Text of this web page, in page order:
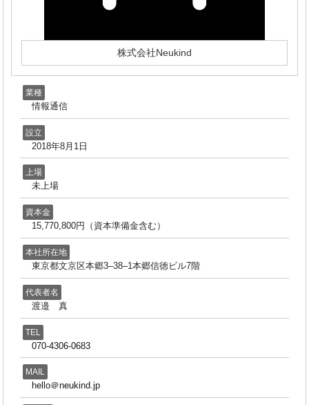
株式会社Neukind
業種
情報通信
設立
2018年8月1日
上場
未上場
資本金
15,770,800円（資本準備金含む）
本社所在地
東京都文京区本郷3–38–1本郷信徳ビル7階
代表者名
渡邉 真
TEL
070-4306-0683
MAIL
hello＠neukind.jp